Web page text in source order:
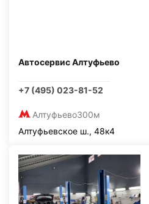
Автосервис Алтуфьево
+7 (495) 023-81-52
Алтуфьево300м
Алтуфьевское ш., 48к4